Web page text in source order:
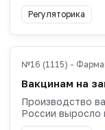
Регуляторика
№16 (1115) -
Вакцинам на
Производство
России выросло